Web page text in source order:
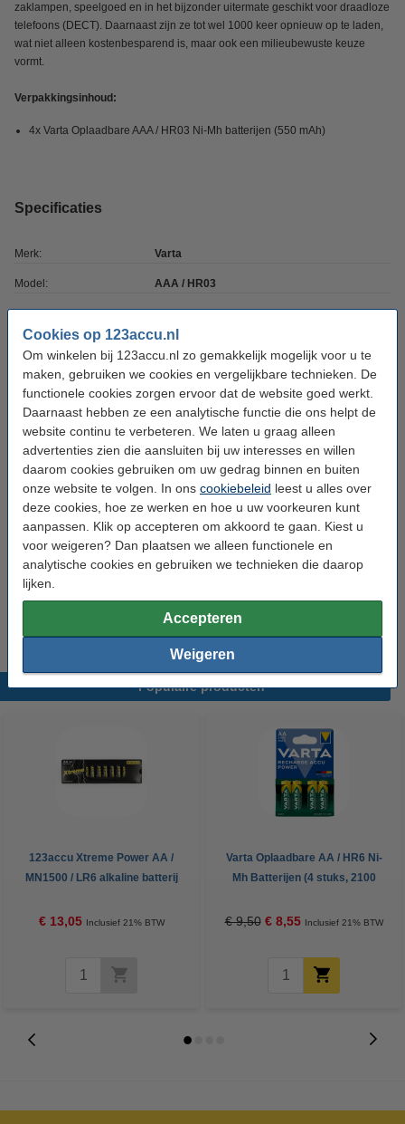
Cookies op 123accu.nl
Om winkelen bij 123accu.nl zo gemakkelijk mogelijk voor u te
maken, gebruiken we cookies en vergelijkbare technieken. De
functionele cookies zorgen ervoor dat de website goed werkt.
Daarnaast hebben ze een analytische functie die ons helpt de
website continu te verbeteren. We laten u graag alleen
advertenties zien die aansluiten bij uw interesses en willen
daarom cookies gebruiken om uw gedrag binnen en buiten
onze website te volgen. In ons cookiebeleid leest u alles over
deze cookies, hoe ze werken en hoe u uw voorkeuren kunt
aanpassen. Klik op accepteren om akkoord te gaan. Kiest u
voor weigeren? Dan plaatsen we alleen functionele en
analytische cookies en gebruiken we technieken die daarop
lijken.
Accepteren
Weigeren
zaklampen, speelgoed en in het bijzonder uitermate geschikt voor draadloze
telefoons (DECT). Daarnaast zijn ze tot wel 1000 keer opnieuw op te laden,
wat niet alleen kostenbesparend is, maar ook een milieubewuste keuze
vormt.
Verpakkingsinhoud:
4x Varta Oplaadbare AAA / HR03 Ni-Mh batterijen (550 mAh)
Specificaties
Merk: Varta
Model: AAA / HR03
Type: Batterij
Capaciteit: 550 mAh
Voltage: 1,2 V
Ni-MH
Afmetingen: 10 x 10 x 44 mm
Aantal: 4
Type kabel: Geen
Oplaadbaar: Ja
Dit product vervangt partnummers:
58397
58397101402
HR03
Populaire producten
123accu Xtreme Power AA /
MN1500 / LR6 alkaline batterij
€ 13,05 Inclusief 21% BTW
Varta Oplaadbare AA / HR6 Ni-
Mh Batterijen (4 stuks, 2100
€ 9,50 € 8,55 Inclusief 21% BTW